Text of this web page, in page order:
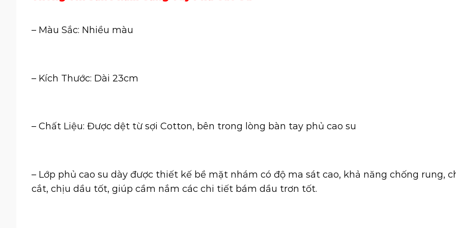
– Màu Sắc: Nhiều màu
– Kích Thước: Dài 23cm
– Chất Liệu: Được dệt từ sợi Cotton, bên trong lòng bàn tay phủ cao su
– Lớp phủ cao su dày được thiết kế bề mặt nhám có độ ma sát cao, khả năng chống rung,
cắt, chịu dầu tốt, giúp cầm nắm các chi tiết bám dầu trơn tốt.